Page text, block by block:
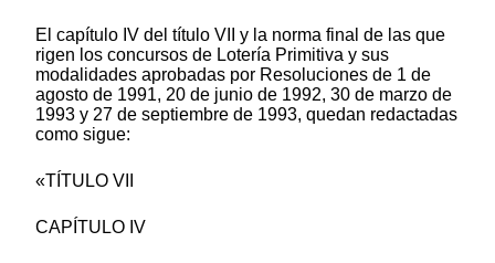
El capítulo IV del título VII y la norma final de las que
rigen los concursos de Lotería Primitiva y sus
modalidades aprobadas por Resoluciones de 1 de
agosto de 1991, 20 de junio de 1992, 30 de marzo de
1993 y 27 de septiembre de 1993, quedan redactadas
como sigue:
«TÍTULO VII
CAPÍTULO IV